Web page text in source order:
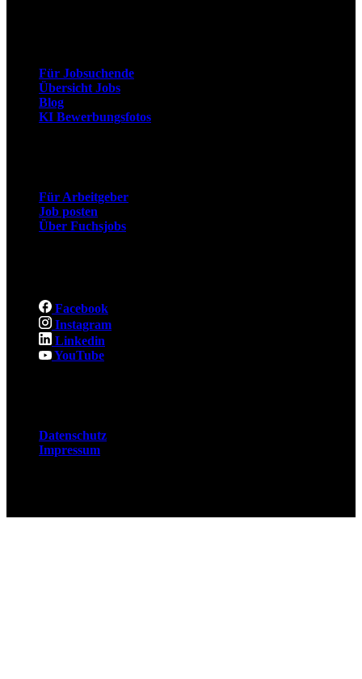
Für Jobsuchende
Übersicht Jobs
Blog
KI Bewerbungsfotos
Für Arbeitgeber
Job posten
Über Fuchsjobs
Facebook
Instagram
Linkedin
YouTube
Datenschutz
Impressum